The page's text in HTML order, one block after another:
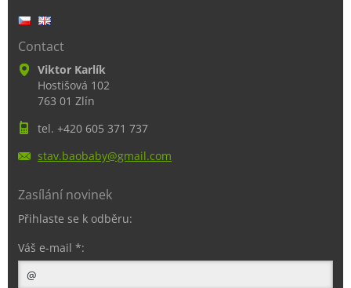
Contact
Viktor Karlík
Hostišová 102
763 01 Zlín
tel. +420 605 371 737
stav.baobaby@gmail.com
Zasílání novinek
Přihlaste se k odběru:
Váš e-mail *: